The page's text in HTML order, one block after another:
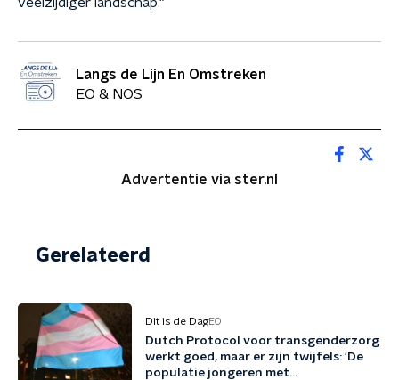
Langs de Lijn En Omstreken
EO & NOS
Advertentie via ster.nl
Gerelateerd
Dit is de DagEO
Dutch Protocol voor transgenderzorg
werkt goed, maar er zijn twijfels: 'De
populatie jongeren met